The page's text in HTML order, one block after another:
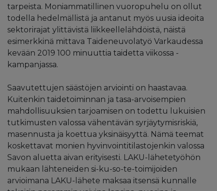
tarpeista. Moniammatillinen vuoropuhelu on ollut
todella hedelmällistä ja antanut myös uusia ideoita
sektorirajat ylittävistä liikkeellelähdöistä, näistä
esimerkkinä mittava Taideneuvolatyö Varkaudessa
kevään 2019 100 minuuttia taidetta viikossa -
kampanjassa.
Saavutettujen säästöjen arviointi on haastavaa.
Kuitenkin taidetoiminnan ja tasa-arvoisempien
mahdollisuuksien tarjoamisen on todettu lukuisien
tutkimusten valossa vähentävän syrjäytymisriskiä,
masennusta ja koettua yksinäisyyttä. Nämä teemat
koskettavat monien hyvinvointitilastojenkin valossa
Savon aluetta aivan erityisesti. LAKU-lähetetyöhön
mukaan lähteneiden si-ku-so-te-toimijoiden
arvioimana LAKU-lähete maksaa itsensä kunnalle